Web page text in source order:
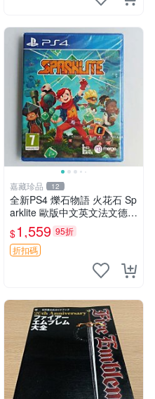
嘉藏珍品 12
全新PS4 爍石物語 火花石 Sp
arklite 歐版中文英文法文德文
【支持PSPS5】 【原裝正版
實體游戲】 【歐版支持中
文，英文，法文（法國）
$1,559 95折
折扣碼